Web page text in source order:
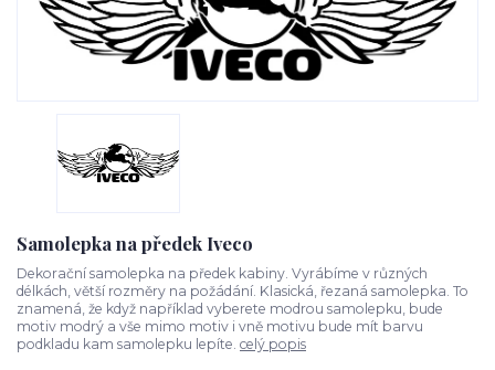
Samolepka na předek Iveco
Dekorační samolepka na předek kabiny. Vyrábíme v různých
délkách, větší rozměry na požádání. Klasická, řezaná samolepka. To
znamená, že když například vyberete modrou samolepku, bude
motiv modrý a vše mimo motiv i vně motivu bude mít barvu
podkladu kam samolepku lepíte. celý popis